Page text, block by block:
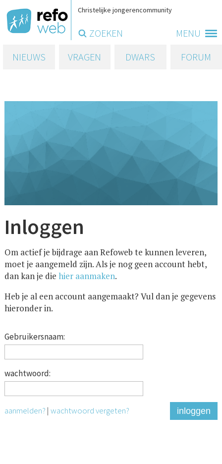
MENU
Christelijke jongerencommunity
ZOEKEN
NIEUWS
VRAGEN DWARS FORUM
Inloggen
Om actief je bijdrage aan Refoweb te kunnen leveren,
moet je aangemeld zijn. Als je nog geen account hebt,
dan kan je die hier aanmaken.
Heb je al een account aangemaakt? Vul dan je gegevens
hieronder in.
Gebruikersnaam:
wachtwoord:
aanmelden? | wachtwoord vergeten? inloggen